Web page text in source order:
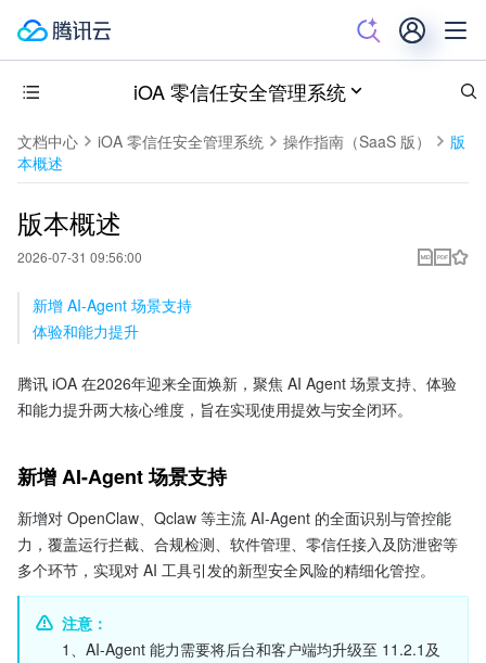
iOA 零信任安全管理系统
文档中心 iOA 零信任安全管理系统 操作指南（SaaS 版）
版
本概述
版本概述
2026-07-31 09:56:00
新增 AI-Agent 场景支持
体验和能力提升
腾讯 iOA 在2026年迎来全面焕新，聚焦 AI Agent 场景支持、体验
和能力提升两大核心维度，旨在实现使用提效与安全闭环。
新增 AI-Agent 场景支持
新增对 OpenClaw、Qclaw 等主流 AI-Agent 的全面识别与管控能
力，覆盖运行拦截、合规检测、软件管理、零信任接入及防泄密等
多个环节，实现对 AI 工具引发的新型安全风险的精细化管控。
注意：
1、AI-Agent 能力需要将后台和客户端均升级至 11.2.1及